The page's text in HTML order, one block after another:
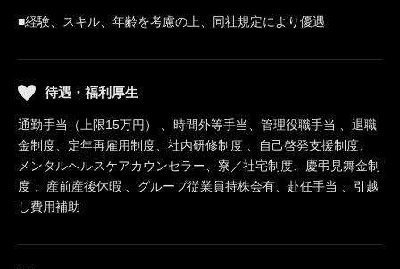
■経験、スキル、年齢を考慮の上、同社規定により優遇
待遇・福利厚生
通勤手当（上限15万円） 、時間外等手当、管理役職手当 、退職
金制度、定年再雇用制度、社内研修制度 、自己啓発支援制度、
メンタルヘルスケアカウンセラー、寮／社宅制度、慶弔見舞金制
度 、産前産後休暇 、グループ従業員持株会有、赴任手当 、引越
し費用補助